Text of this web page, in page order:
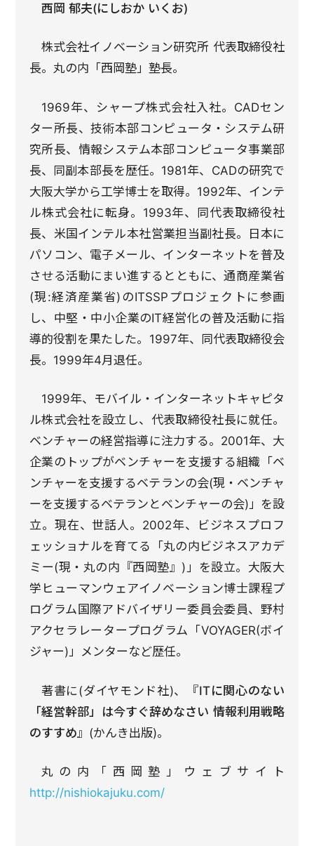
西岡 郁夫(にしおか いくお)
株式会社イノベーション研究所 代表取締役社
長。丸の内「西岡塾」塾長。
1969年、シャープ株式会社入社。CADセン
ター所長、技術本部コンピュータ・システム研
究所長、情報システム本部コンピュータ事業部
長、同副本部長を歴任。1981年、CADの研究で
大阪大学から工学博士を取得。1992年、インテ
ル株式会社に転身。1993年、同代表取締役社
長、米国インテル本社営業担当副社長。日本に
パソコン、電子メール、インターネットを普及
させる活動にまい進するとともに、通商産業省
(現:経済産業省)のITSSPプロジェクトに参画
し、中堅・中小企業のIT経営化の普及活動に指
導的役割を果たした。1997年、同代表取締役会
長。1999年4月退任。
1999年、モバイル・インターネットキャピタ
ル株式会社を設立し、代表取締役社長に就任。
ベンチャーの経営指導に注力する。2001年、大
企業のトップがベンチャーを支援する組織「ベ
ンチャーを支援するベテランの会(現・ベンチャ
ーを支援するベテランとベンチャーの会)」を設
立。現在、世話人。2002年、ビジネスプロフ
ェッショナルを育てる「丸の内ビジネスアカデ
ミー(現・丸の内『西岡塾』)」を設立。大阪大
学ヒューマンウェアイノベーション博士課程プ
ログラム国際アドバイザリー委員会委員、野村
アクセラレータープログラム「VOYAGER(ボイ
ジャー)」メンターなど歴任。
著書に (ダイヤモンド社)、
『ITに関心のない
「経営幹部」は今すぐ辞めなさい 情報利用戦略
のすすめ』 (かんき出版)。
丸の内「西岡塾」ウェブサイト
http://nishiokajuku.com/